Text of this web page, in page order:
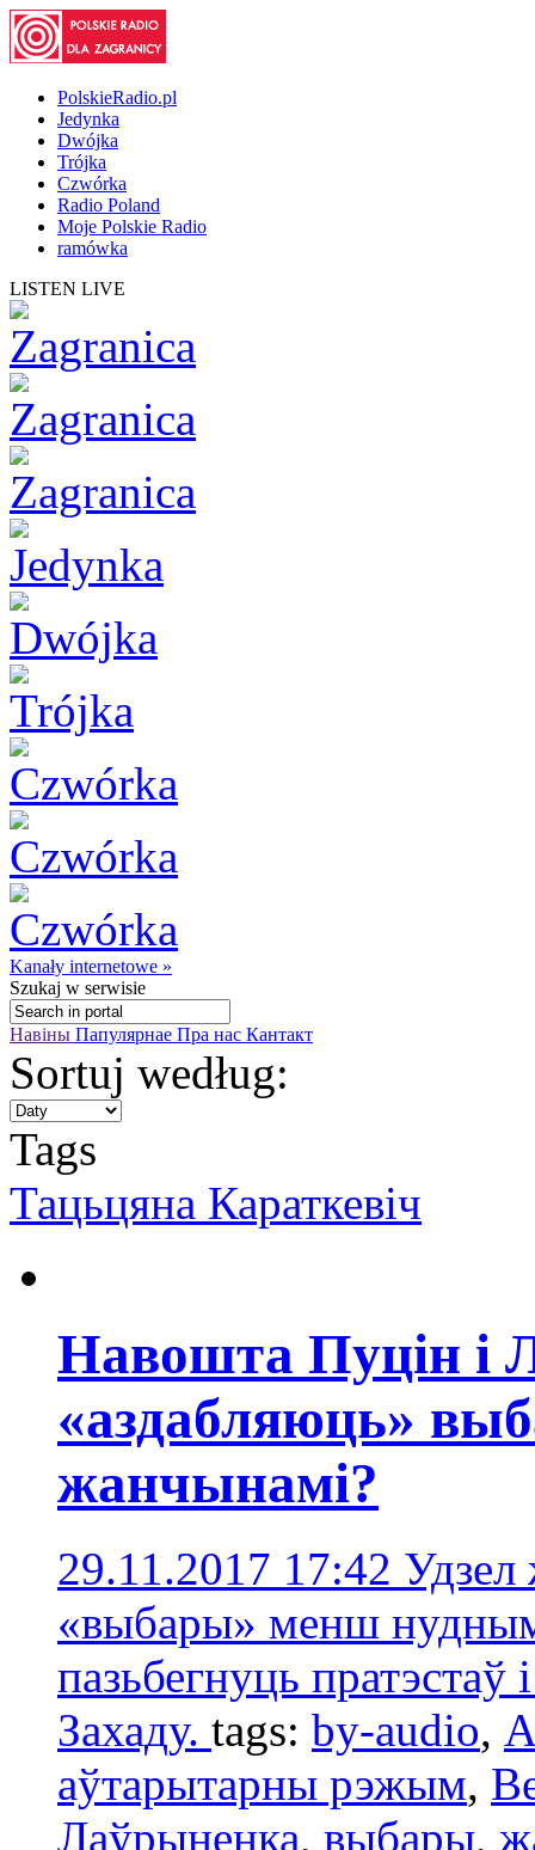
PolskieRadio.pl
Jedynka
Dwójka
Trójka
Czwórka
Radio Poland
Moje Polskie Radio
ramówka
LISTEN LIVE
Kanały internetowe »
Szukaj w serwisie
Навіны Папулярнае Пра нас Кантакт
Sortuj według:
Tags
Тацьцяна Караткевіч
Навошта Пуцін і
«аздабляюць»
жанчынамі?
29.11.2017 17:42 Удзел
«выбары» менш
пазьбегнуць пратэстаў
Захаду. tags: by-audio,
аўтарытарны рэжым,
Лаўрыненка, выбары,